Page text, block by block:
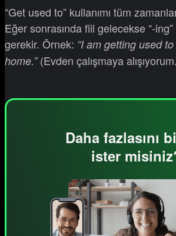
“Get used to” kullanımı tüm
Eğer sonrasında fiil gelecekse “-
gerekir. Örnek: “I am getting used to
home.”(Evden çalışmaya
Daha fazlasını
ister